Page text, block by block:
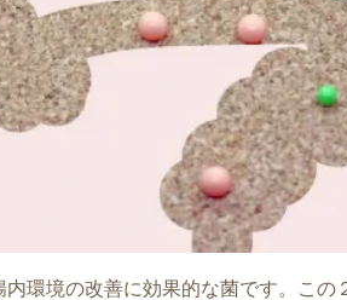
環境の改善に効果的な菌です。こ